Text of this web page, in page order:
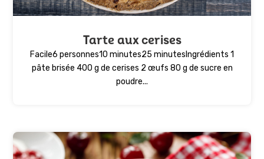
Tarte aux cerises
Facile6 personnes10 minutes25 minutesIngrédients 1
pâte brisée 400 g de cerises 2 œufs 80 g de sucre en
poudre...